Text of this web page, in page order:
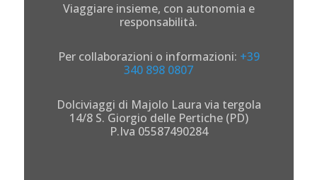
Viaggiare insieme, con autonomia e
responsabilità.
Per collaborazioni o informazioni: +39
340 898 0807
Dolciviaggi di Majolo Laura via tergola
14/8 S. Giorgio delle Pertiche (PD)
P.Iva 05587490284